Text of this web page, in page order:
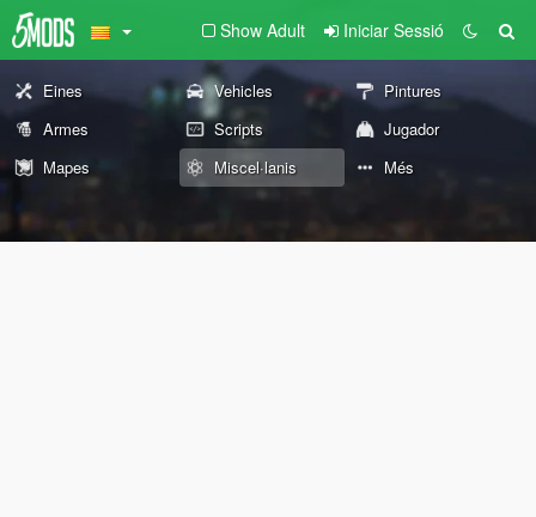
Show Adult Iniciar Sessió
Eines Vehicles
Pintures
Armes
Scripts
Jugador
Mapes
Miscel·lanis Més